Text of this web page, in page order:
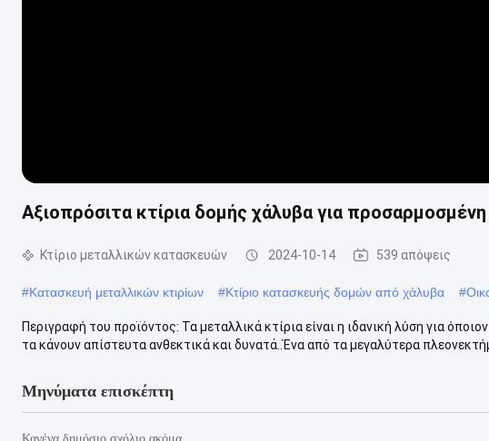
Αξιοπρόσιτα κτίρια δομής χάλυβα για
Κτίριο μεταλλικών κατασκευών 2024-10-14 539 απόψεις
#Κατασκευή μεταλλικών κτιρίων #Κτίριο κατασκευής δομών από χάλυβα #
Περιγραφή του προϊόντος: Τα μεταλλικά κτίρια είναι η ιδανική λύση για
τα κάνουν απίστευτα ανθεκτικά και δυνατά..Ένα από τα μεγαλύτερα
Μηνύματα επισκέπτη
Κανένα δημόσιο σχόλιο ακόμα